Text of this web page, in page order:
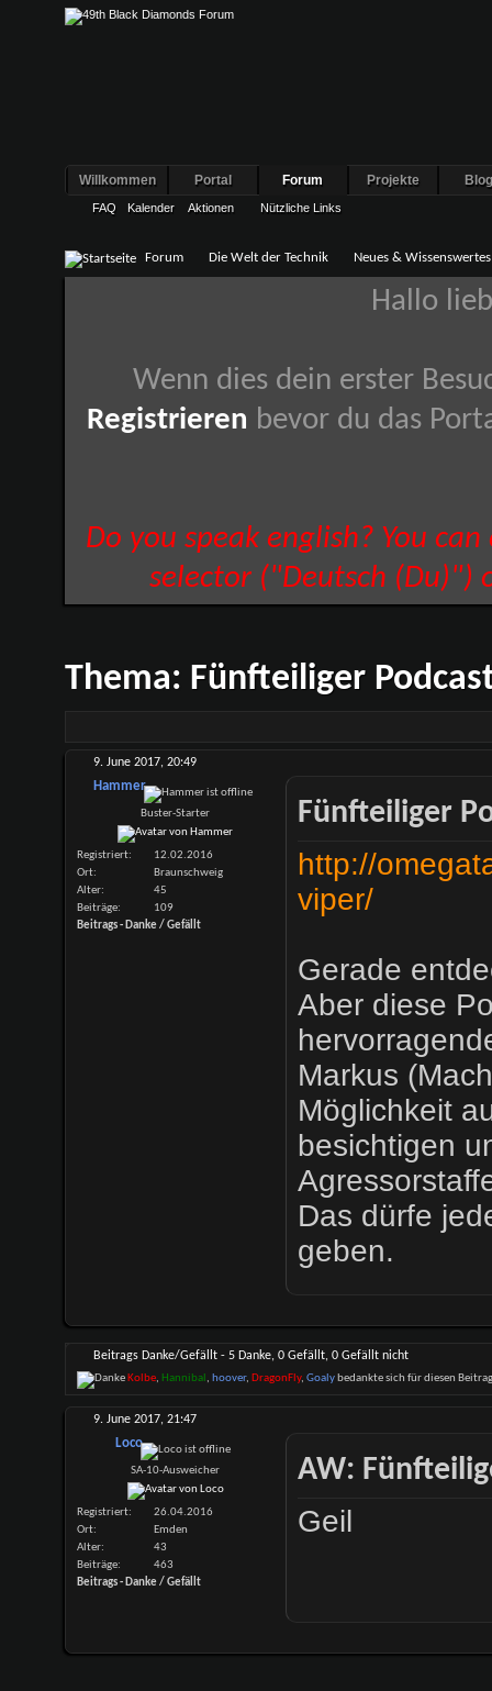
Willkommen Portal Forum
FAQ Kalender Aktionen Nützliche Links
Projekte
Forum Die Welt der Technik Neues & Wissenswertes
Hallo
Wenn dies dein erster
Registrieren bevor du das
Do you speak english? You
selector ("Deutsch (Du)")
Thema: Fünfteiliger
9. June 2017, 20:49
Hammer
Buster-Starter
Registriert
12.02.2016
Ort
Braunschweig
Alter
45
Beiträge
109
Beitrags - Danke / Gefällt
Fünfteiliger
http://
viper/
Gerade
Aber diese
Markus
Möglichkeit
besichtigen
Das dürfe
geben.
Beitrags Danke/Gefällt - 5 Danke, 0 Gefällt, 0 Gefällt nicht
Kolbe, Hannibal, hoover, DragonFly, Goalybedankte sich für diesen
9. June 2017, 21:47
Loco
SA-10-Ausweicher
Registriert
26.04.2016
Ort
Emden
Alter
43
Beiträge
463
Beitrags - Danke / Gefällt
AW:
Geil